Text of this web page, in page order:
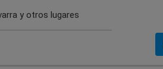
y otros lugares